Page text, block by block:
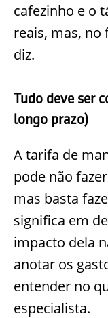
cafezinho e o
reais, mas, no
diz.
Tudo deve ser
longo prazo)
A tarifa de
pode não
mas basta
significa em
impacto dela
anotar os
entender no
especialista.